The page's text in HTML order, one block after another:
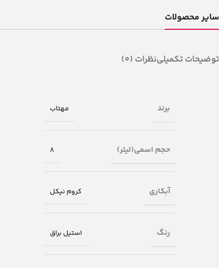
سایر محصولات
توضیحات تکمیلینظرات (0)
برند مهتاب
حجم اسمی(لیتر) 8
آبکاری کروم نیکل
رنگ استیل براق